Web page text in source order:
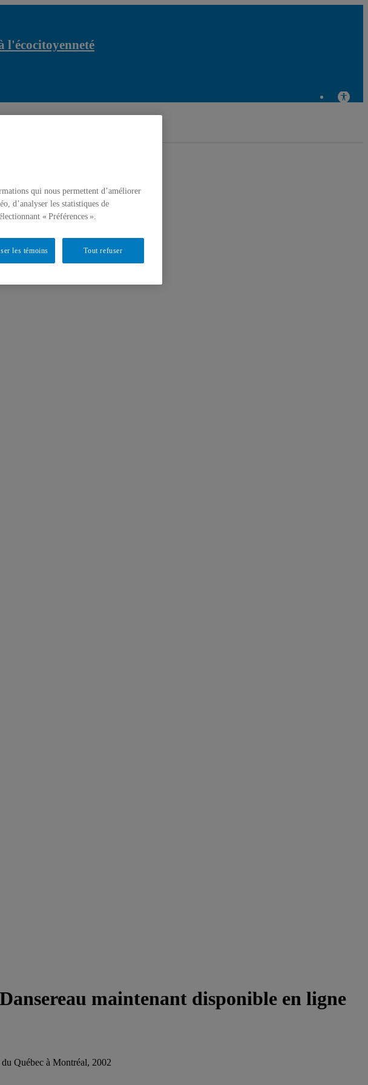
l'écocitoyenneté
l'environnement et à l'écocitoyenneté
maintenant disponible en ligne
Québec à Montréal, 2002
qui nous permettent d’améliorer
d’analyser les statistiques de
« Préférences ».
Tout refuser
les témoins